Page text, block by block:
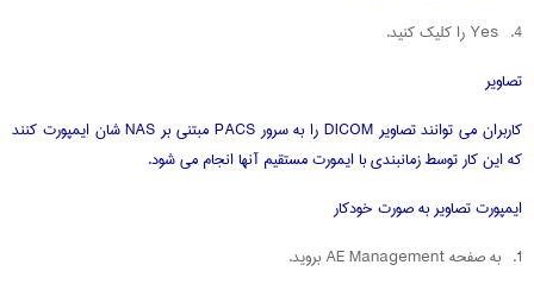
4. Yes را کلیک کنید.
تصاویر
کاربران می توانند تصاویر DICOM را به سرور PACS مبتنی بر NAS شان ایمپورت کنند
که این کار توسط زمانبندی با ایمورت مستقیم آنها انجام می شود.
ایمپورت تصاویر به صورت خودکار
1. به صفحه AE Management بروید.